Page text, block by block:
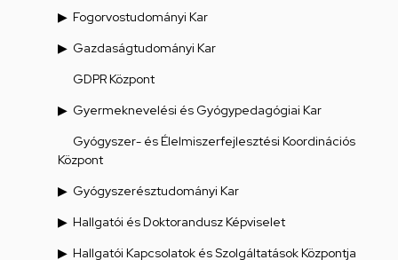
Fogorvostudományi Kar
Gazdaságtudományi Kar
GDPR Központ
Gyermeknevelési és Gyógypedagógiai Kar
Gyógyszer- és Élelmiszerfejlesztési Koordinációs
Központ
Gyógyszerésztudományi Kar
Hallgatói és Doktorandusz Képviselet
Hallgatói Kapcsolatok és Szolgáltatások Központja